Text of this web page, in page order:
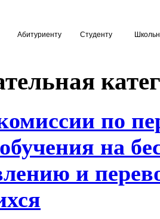
Абитуриенту Студенту
по
на
и